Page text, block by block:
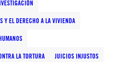
Y EL DERECHO A LA VIVIENDA
LA TORTURA JUICIOS INJUSTOS